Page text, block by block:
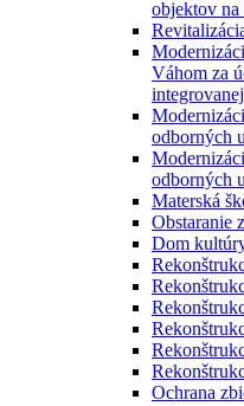
objektov na
Váhom za
odborných
odborných
Materská
Obstaranie
Dom
Ochrana